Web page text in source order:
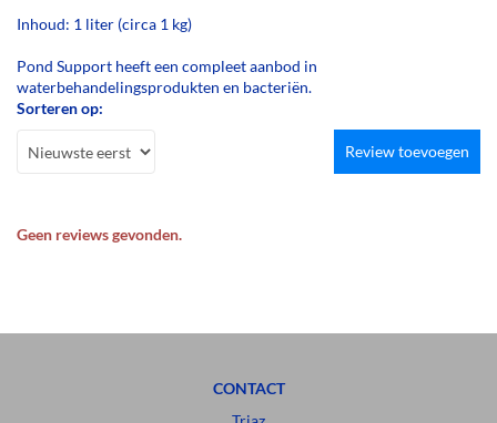
Inhoud: 1 liter (circa 1 kg)
Pond Support heeft een compleet aanbod in
waterbehandelingsprodukten en bacteriën.
Sorteren op:
Review toevoegen
Geen reviews gevonden.
CONTACT